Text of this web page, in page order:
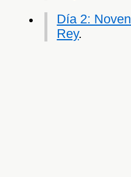
Día 2:
Rey.